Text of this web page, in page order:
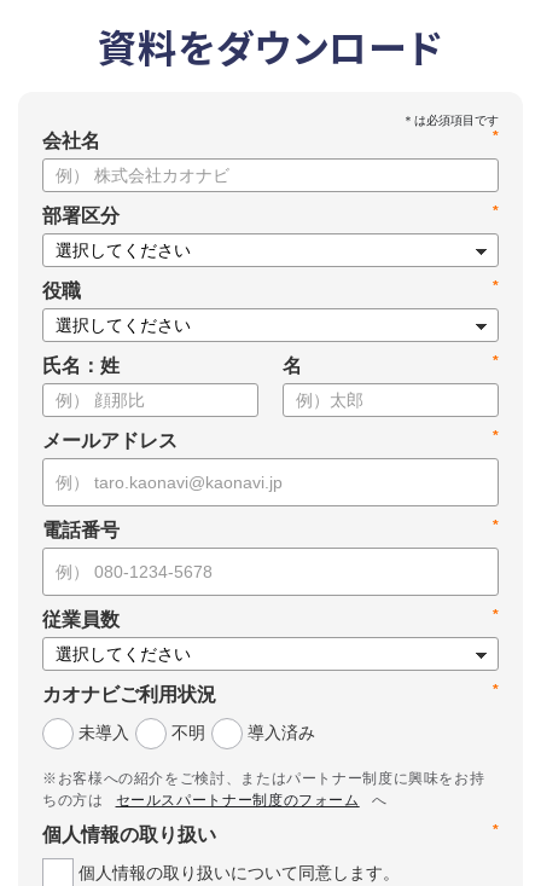
資料をダウンロード
*
会社名
*
部署区分
*
役職
氏名：姓 *
名
*
メールアドレス
*
電話番号
*
従業員数
*
カオナビご利用状況
未導入
不明 導入済み
※お客様への紹介をご検討、またはパートナー制度に興味をお持
ちの方は
セールスパートナー制度のフォーム
へ
*
個人情報の取り扱い
個人情報の取り扱いについて同意します。